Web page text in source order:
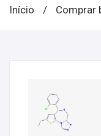
Início / Comprar